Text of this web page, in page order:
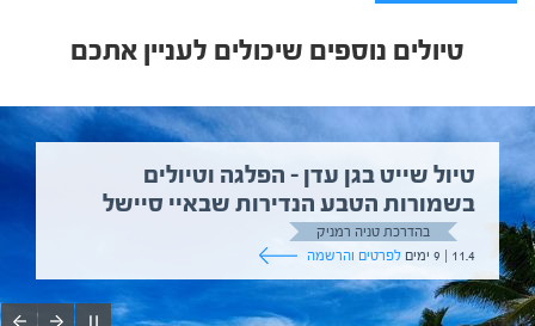
טיולים נוספים שיכולים לעניין אתכם
טיול שייט בגן עדן – הפלגה וטיולים
בשמורות הטבע הנדירות שבאיי סיישל
בהדרכת טניה רמניק
11.4 | 9 ימים
לפרטים והרשמה